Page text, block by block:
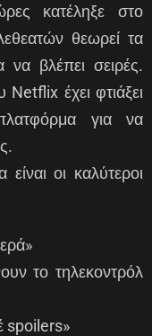
κατέληξε στο
θεωρεί τα
να βλέπει σειρές.
έχει φτιάξει
για να
είναι οι καλύτεροι
το τηλεκοντρόλ
spoilers»